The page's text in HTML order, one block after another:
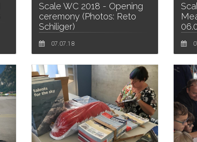
Scale WC 2018 - Opening
ceremony (Photos: Reto
Schiliger)
07.07.18